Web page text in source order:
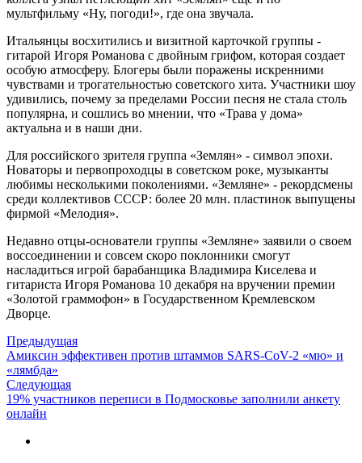
мультфильму «Ну, погоди!», где она звучала.
Итальянцы восхитились и визитной карточкой группы -
гитарой Игоря Романова с двойным грифом, которая создает
особую атмосферу. Блогеры были поражены искренними
чувствами и трогательностью советского хита. Участники шоу
удивились, почему за пределами России песня не стала столь
популярна, и сошлись во мнении, что «Трава у дома»
актуальна и в наши дни.
Для российского зрителя группа «Землян» - символ эпохи.
Новаторы и первопроходцы в советском роке, музыканты
любимы несколькими поколениями. «Земляне» - рекордсмены
среди коллективов СССР: более 20 млн. пластинок выпущены
фирмой «Мелодия».
Недавно отцы-основатели группы «Земляне» заявили о своем
воссоединении и совсем скоро поклонники смогут
насладиться игрой барабанщика Владимира Киселева и
гитариста Игоря Романова 10 декабря на вручении премии
«Золотой граммофон» в Государственном Кремлевском
Дворце.
Предыдущая
Амиксин эффективен против штаммов SARS-CoV-2 «мю» и
«лямбда»
Следующая
19% участников переписи в Подмосковье заполнили анкету
онлайн